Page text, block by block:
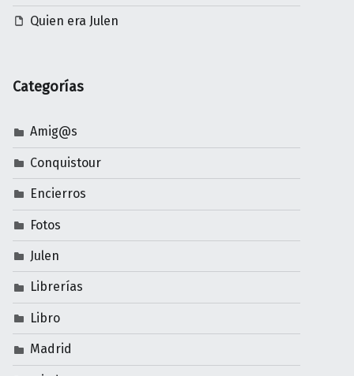
Quien era Julen
Categorías
Amig@s
Conquistour
Encierros
Fotos
Julen
Librerías
Libro
Madrid